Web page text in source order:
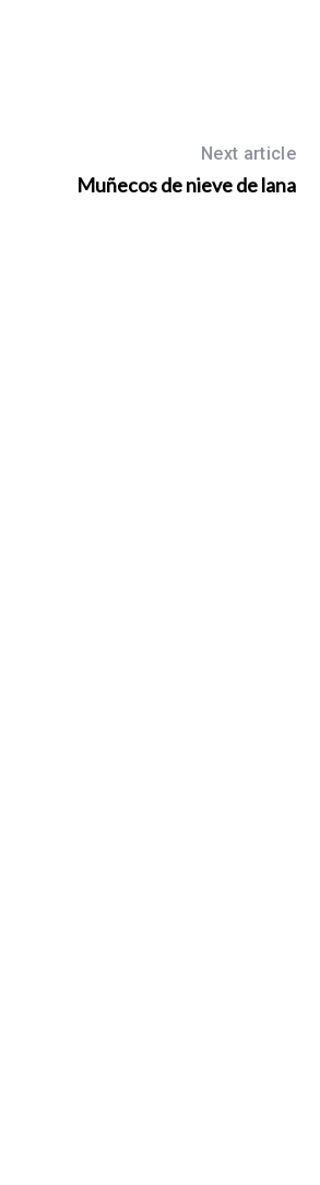
Next article
Muñecos de nieve de lana